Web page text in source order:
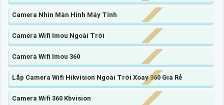
Camera Nhìn Màn Hình Máy Tính
Camera Wifi Imou Ngoài Trời
Camera Wifi Imou 360
Lắp Camera Wifi Hikvision Ngoài Trời Xoay 360 Giá Rẻ
Camera Wifi 360 Kbvision